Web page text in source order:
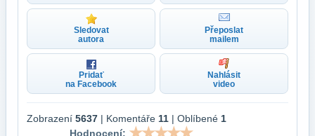
Sledovat
autora
Přeposlat
mailem
Pridať
na Facebook
Nahlásit
video
Zobrazení 5637 | Komentáře 11 | Oblíbené 1
Hodnocení: